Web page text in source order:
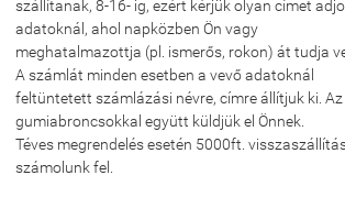
szállítanak, 8-16- ig, ezért kérjük olyan címet
adatoknál, ahol napközben Ön vagy
meghatalmazottja (pl. ismerős, rokon) át tudja
A számlát minden esetben a vevő adatoknál
feltüntetett számlázási névre, címre állítjuk ki.
gumiabroncsokkal együtt küldjük el Önnek.
Téves megrendelés esetén 5000ft.
számolunk fel.